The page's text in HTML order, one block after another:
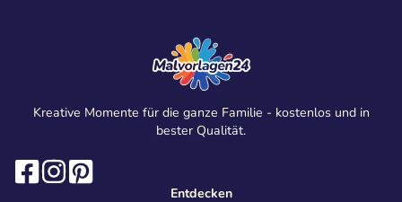
Kreative Momente für die ganze Familie - kostenlos und in
bester Qualität.
Entdecken